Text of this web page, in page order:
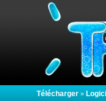
Télécharger »